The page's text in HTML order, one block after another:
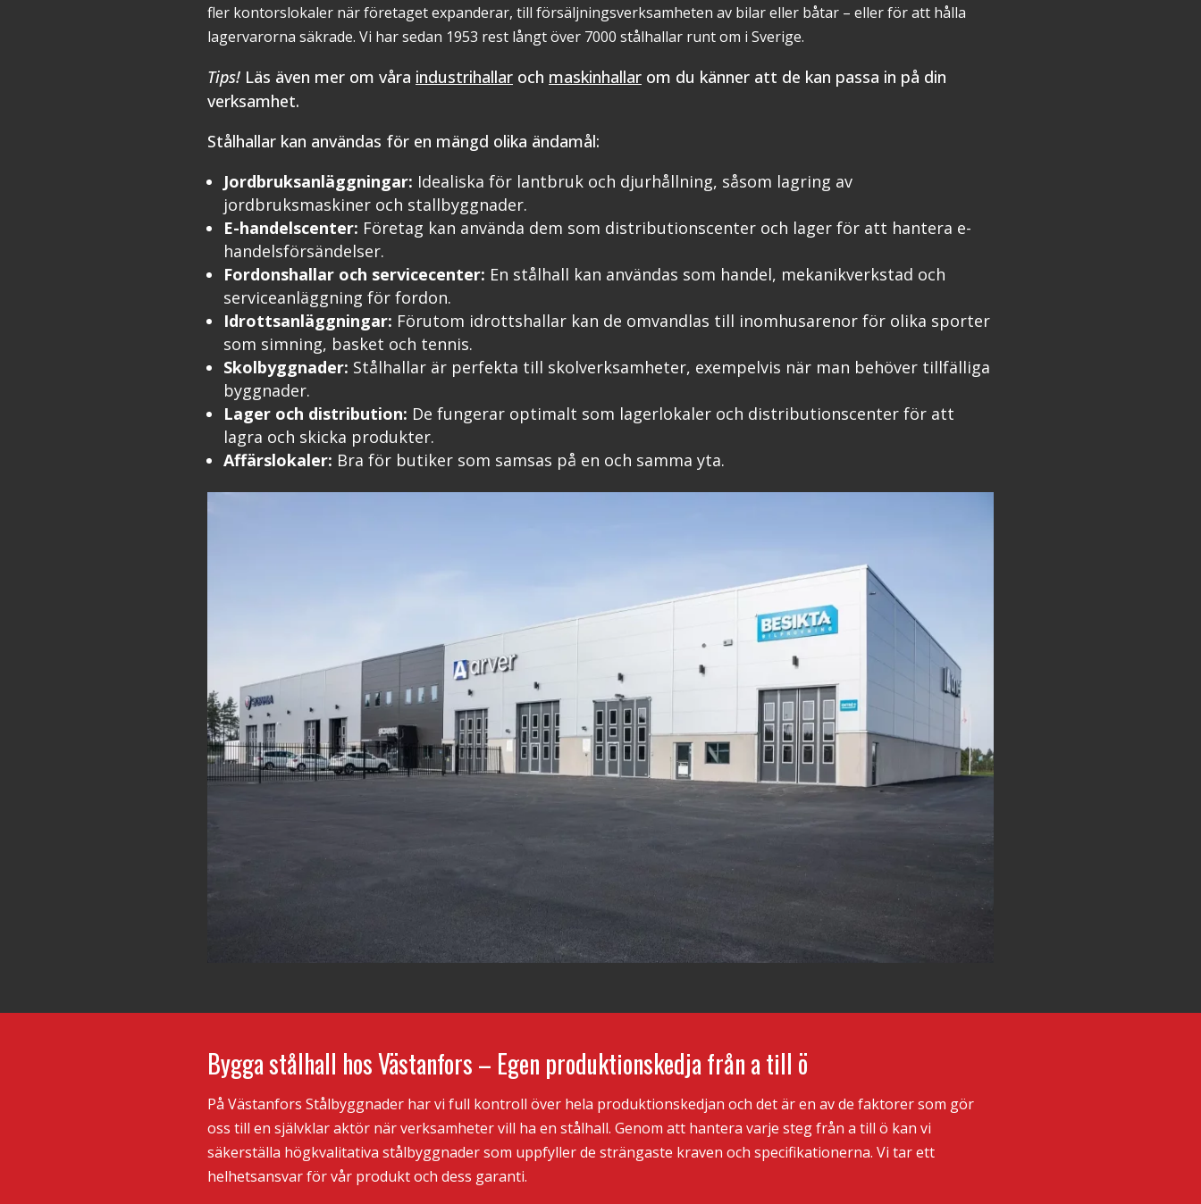
fler kontorslokaler när företaget expanderar, till försäljningsverksamheten av bilar eller båtar – eller för att hålla
lagervarorna säkrade. Vi har sedan 1953 rest långt över 7000 stålhallar runt om i Sverige.
Tips! Läs även mer om våra industrihallar och maskinhallar om du känner att de kan passa in på din
verksamhet.
Stålhallar kan användas för en mängd olika ändamål:
Jordbruksanläggningar: Idealiska för lantbruk och djurhållning, såsom lagring av
jordbruksmaskiner och stallbyggnader.
E-handelscenter: Företag kan använda dem som distributionscenter och lager för att hantera e-
handelsförsändelser.
Fordonshallar och servicecenter: En stålhall kan användas som handel, mekanikverkstad och
serviceanläggning för fordon.
Idrottsanläggningar: Förutom idrottshallar kan de omvandlas till inomhusarenor för olika sporter
som simning, basket och tennis.
Skolbyggnader: Stålhallar är perfekta till skolverksamheter, exempelvis när man behöver tillfälliga
byggnader.
Lager och distribution: De fungerar optimalt som lagerlokaler och distributionscenter för att
lagra och skicka produkter.
Affärslokaler: Bra för butiker som samsas på en och samma yta.
Bygga stålhall hos Västanfors – Egen produktionskedja från a till ö
På Västanfors Stålbyggnader har vi full kontroll över hela produktionskedjan och det är en av de faktorer som gör
oss till en självklar aktör när verksamheter vill ha en stålhall. Genom att hantera varje steg från a till ö kan vi
säkerställa högkvalitativa stålbyggnader som uppfyller de strängaste kraven och specifikationerna. Vi tar ett
helhetsansvar för vår produkt och dess garanti.